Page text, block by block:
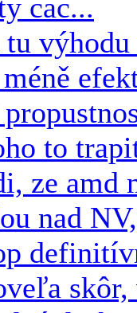
cac...
to
ze
nad